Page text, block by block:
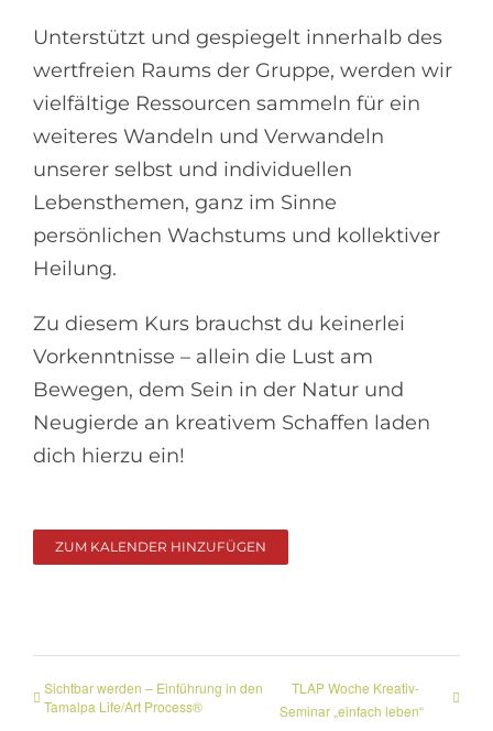
Unterstützt und gespiegelt innerhalb des
wertfreien Raums der Gruppe, werden wir
vielfältige Ressourcen sammeln für ein
weiteres Wandeln und Verwandeln
unserer selbst und individuellen
Lebensthemen, ganz im Sinne
persönlichen Wachstums und kollektiver
Heilung.
Zu diesem Kurs brauchst du keinerlei
Vorkenntnisse – allein die Lust am
Bewegen, dem Sein in der Natur und
Neugierde an kreativem Schaffen laden
dich hierzu ein!
ZUM KALENDER HINZUFÜGEN
Sichtbar werden – Einführung in den
Tamalpa Life/Art Process®
TLAP Woche Kreativ-
Seminar „einfach leben“